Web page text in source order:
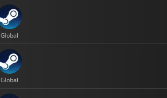
Global
Global